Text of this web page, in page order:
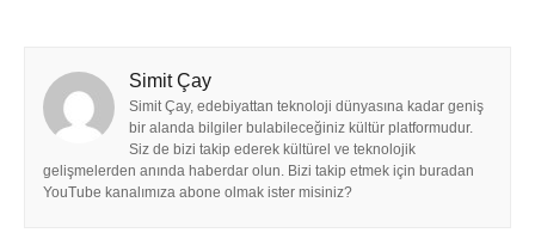
Simit Çay
Simit Çay, edebiyattan teknoloji dünyasına kadar geniş
bir alanda bilgiler bulabileceğiniz kültür platformudur.
Siz de bizi takip ederek kültürel ve teknolojik
gelişmelerden anında haberdar olun. Bizi takip etmek için buradan
YouTube kanalımıza abone olmak ister misiniz?